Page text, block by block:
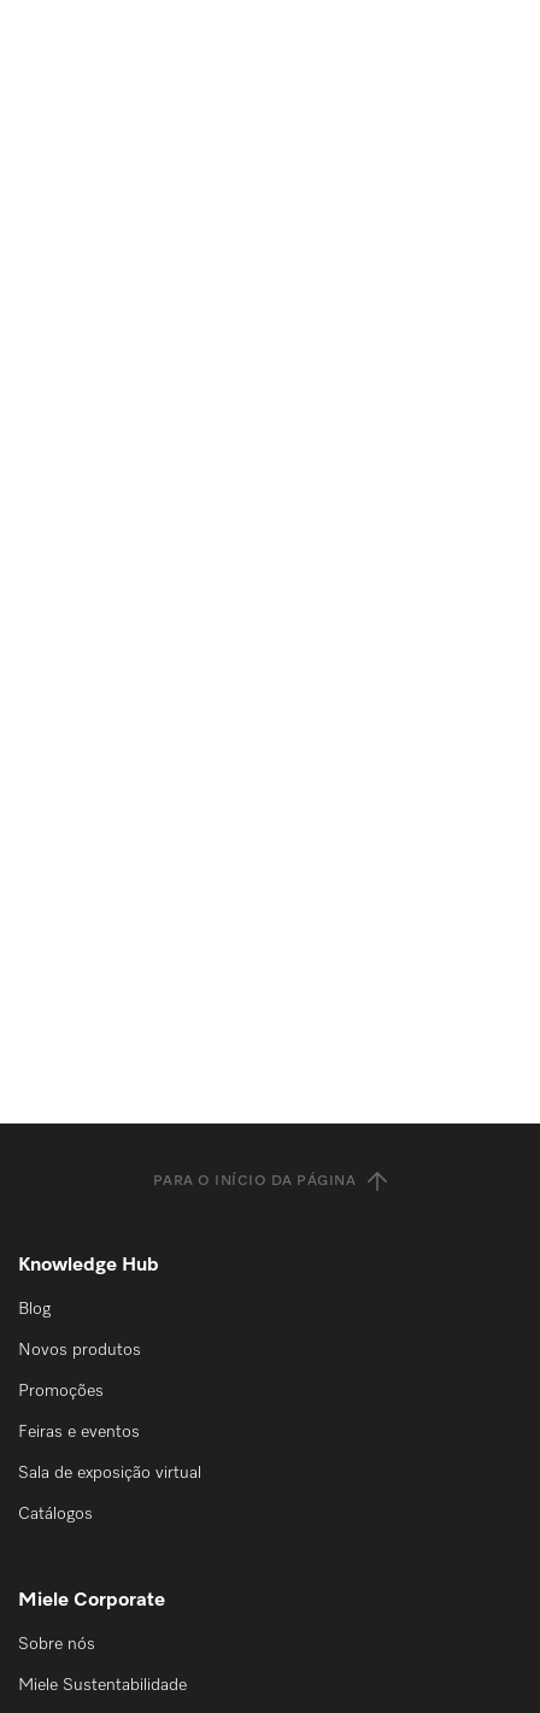
PARA O INÍCIO DA PÁGINA
Knowledge Hub
Blog
Novos produtos
Promoções
Feiras e eventos
Sala de exposição virtual
Catálogos
Miele Corporate
Sobre nós
Miele Sustentabilidade